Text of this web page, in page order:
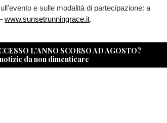
e sulle modalità di partecipazione: a
www.sunsetrunningrace.it.
L’ANNO SCORSO AD AGOSTO?
da non dimenticare